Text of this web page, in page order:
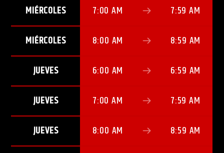
MIÉRCOLES 7:00 AM 7:59 AM
MIÉRCOLES 8:00 AM 8:59 AM
JUEVES 6:00 AM 6:59 AM
JUEVES 7:00 AM 7:59 AM
JUEVES 8:00 AM 8:59 AM